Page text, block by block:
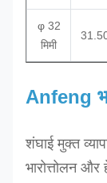
φ 32
मिमी
Anfeng
शंघाई मुक्त
भारोत्तोलन